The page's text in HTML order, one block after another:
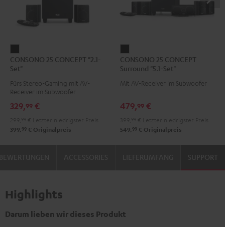
25
CONCEPT
"2.1-
Schwarz
CONSONO 25 CONCEPT "2.1-
Set"
Fürs Stereo-Gaming mit AV-
Receiver im Subwoofer
329,99 €
399, 99 € Originalpreis
25
CONCEPT
Surround
Set"
CONSONO 25 CONCEPT
Surround "5.1-Set"
Mit AV-Receiver im Subwoofer
479,99 €
549, 99 € Originalpreis
SUPPORT
Highlights
Darum lieben wir dieses Produkt